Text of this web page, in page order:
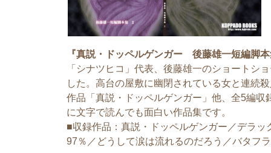
『真説・ドッペルゲンガー 後藤雄一短編脚
「シナツヒコ」代表、後藤雄一のショートシ
した。高台の屋敷に幽閉されている女と連続
作品「真説・ドッペルゲンガー」他、全5編収
に文字で読んでも面白い作品集です。
■収録作品：真説・ドッペルゲンガー／デラ
97％／どうして涙は流れるのだろう／バタフ